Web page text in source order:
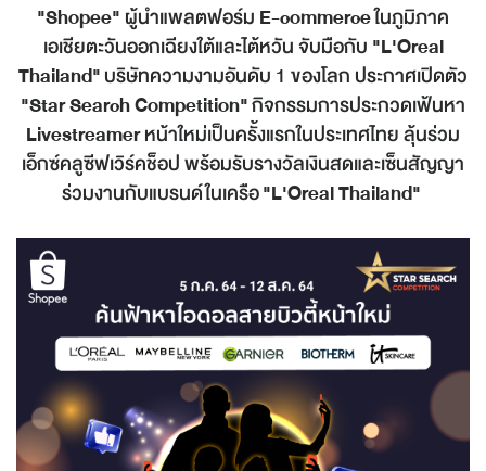
"Shopee" ผู้นำแพลตฟอร์ม E-commerceในภูมิภาค
เอเชียตะวันออกเฉียงใต้และไต้หวัน จับมือกับ "L'Oreal
Thailand"บริษัทความงามอันดับ 1 ของโลก ประกาศเปิดตัว
"Star Search Competition"กิจกรรมการประกวดเฟ้นหา
Livestreamerหน้าใหม่เป็นครั้งแรกในประเทศไทย ลุ้นร่วม
เอ็กซ์คลูซีฟเวิร์คช็อป พร้อมรับรางวัลเงินสดและเซ็นสัญญา
ร่วมงานกับแบรนด์ในเครือ"L'Oreal Thailand"